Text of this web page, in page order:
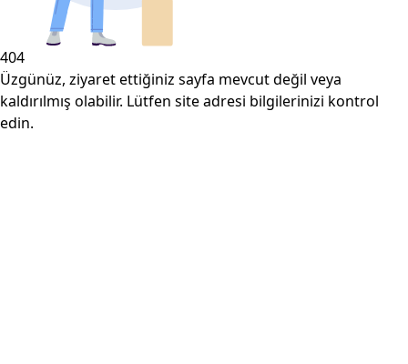
404
Üzgünüz, ziyaret ettiğiniz sayfa mevcut değil veya
kaldırılmış olabilir. Lütfen site adresi bilgilerinizi kontrol
edin.